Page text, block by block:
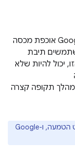
כדי לספק חוויית משתמש מעולה, Google Play אוכפת מכסה
תיבת
יכול להיות שלא
תקופה קצרה
הערך הספציפי של המכסה הוא פרט הטמעה, ו-Google